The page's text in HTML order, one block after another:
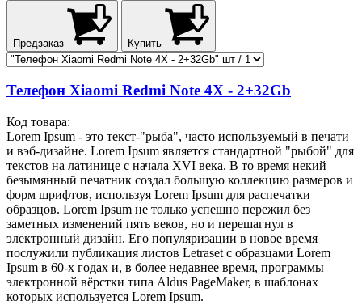
Предзаказ Купить
Телефон Xiaomi Redmi Note 4X - 2+32Gb
Код товара:
Lorem Ipsum - это текст-"рыба", часто используемый в печати
и вэб-дизайне. Lorem Ipsum является стандартной "рыбой" для
текстов на латинице с начала XVI века. В то время некий
безымянный печатник создал большую коллекцию размеров и
форм шрифтов, используя Lorem Ipsum для распечатки
образцов. Lorem Ipsum не только успешно пережил без
заметных изменений пять веков, но и перешагнул в
электронный дизайн. Его популяризации в новое время
послужили публикация листов Letraset с образцами Lorem
Ipsum в 60-х годах и, в более недавнее время, программы
электронной вёрстки типа Aldus PageMaker, в шаблонах
которых используется Lorem Ipsum.